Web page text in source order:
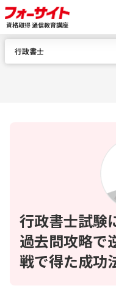
資格取得 通信教育講座
行政書士試験
過去問攻略で
戦で得た成功
行政書士